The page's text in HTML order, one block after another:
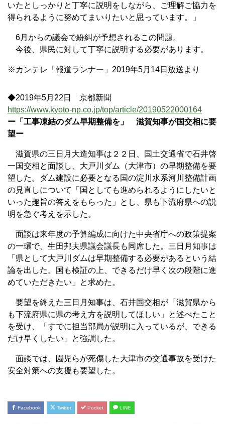
いたとしっかりと丁寧に説明をしながら、ご理解ご協力を
得られるように努めてまいりたいと思っています。」
6月からの議会で紛糾が予想されるこの問題。
今後、県民に対して丁寧に説明する必要があります。
※カンテレ「報道ランナー」2019年5月14日放送より
◆2019年5月22日 京都新聞
https://www.kyoto-np.co.jp/top/article/20190522000164
ー「工事凍結のダム早期整備を」 滋賀知事が国交相に要
望ー
滋賀県の三日月大造知事は２２日、国土交通省で石井啓
一国交相と面談し、大戸川ダム（大津市）の早期整備を要
望した。ダム建設に必要となる国の淀川水系河川整備計画
の見直しについて「国としても進められるようにしたいと
いった趣旨の答えをもらった」とし、県も下流府県への説
明を急ぐ考えを示した。
面談は来年度の予算編成に向けた中央省庁への政策提案
の一環で、生田邦夫県議会議長も同席した。三日月知事は
「県として大戸川ダムは早期整備する必要があるという結
論を出した。国も検証の上、できるだけ早く次の段階に進
めていただきたい」と求めた。
要望を終えた三日月知事は、石井国交相が「滋賀県から
も下流府県に県の考え方を説明してほしい」と述べたこと
を受け、「すでに担当部局が説明に入っているが、できる
だけ早くしたい」と強調した。
面談では、園児らが死傷した大津市の交通事故を受けた
安全対策への支援も要望した。
Facebook Twitter Pocket LINE